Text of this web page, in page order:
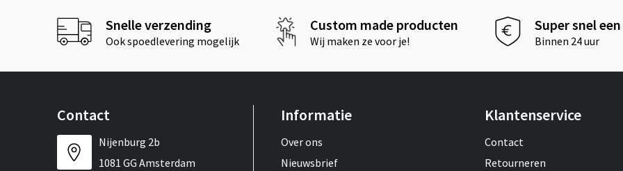
Snelle verzending
Ook spoedlevering mogelijk
Custom made producten
Wij maken ze voor je!
Super snel
Binnen 24 uur
Contact
Nijenburg 2b
1081 GG Amsterdam
Informatie
Over ons
Nieuwsbrief
Klantenservice
Contact
Retourneren